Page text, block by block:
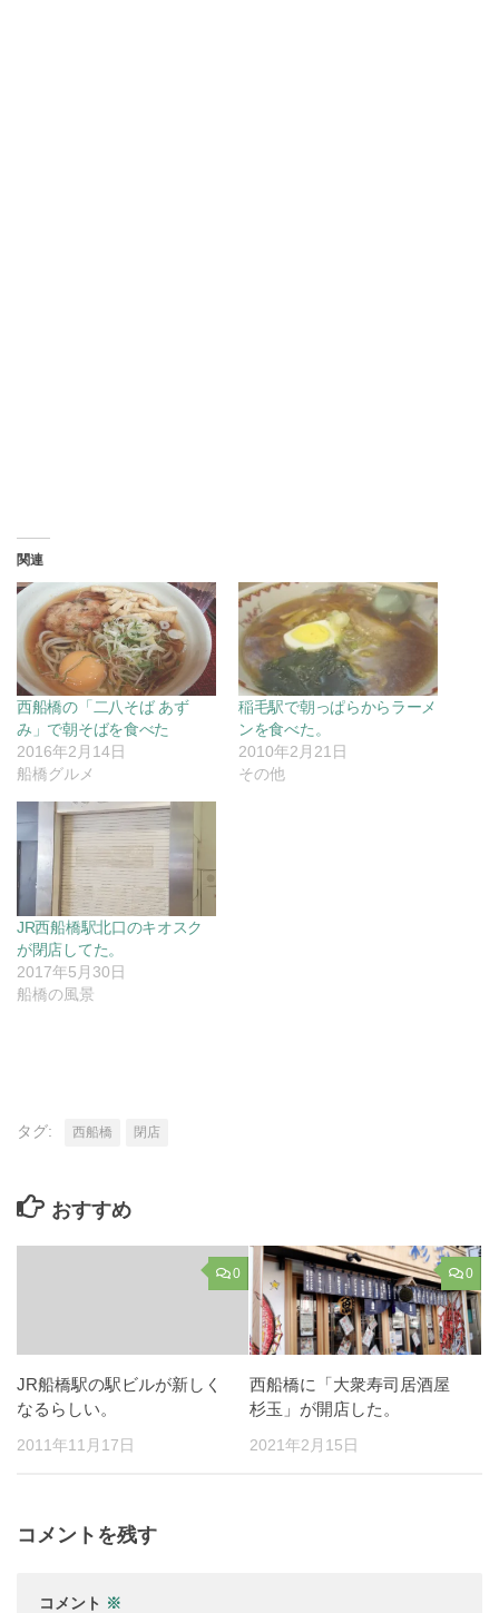
関連
西船橋の「二八そば あず
み」で朝そばを食べた
2016年2月14日
船橋グルメ
稲毛駅で朝っぱらからラーメ
ンを食べた。
2010年2月21日
その他
JR西船橋駅北口のキオスク
が閉店してた。
2017年5月30日
船橋の風景
タグ: 西船橋 閉店
おすすめ
0
JR船橋駅の駅ビルが新しく
なるらしい。
2011年11月17日
0
西船橋に「大衆寿司居酒屋
杉玉」が開店した。
2021年2月15日
コメントを残す
コメント ※